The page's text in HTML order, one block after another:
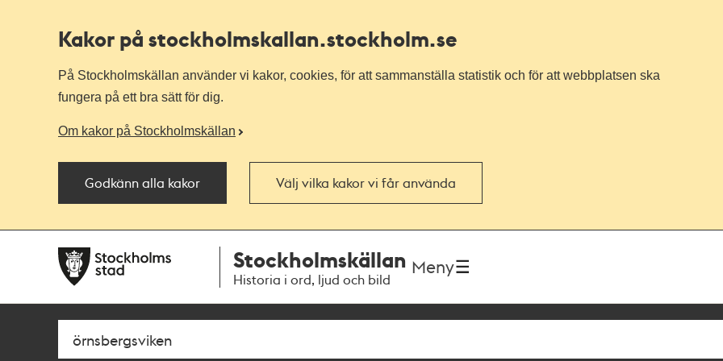
Kakor på stockholmskallan.stockholm.se
På Stockholmskällan använder vi kakor, cookies, för att sammanställa statistik och för att webbplatsen ska
fungera på ett bra sätt för dig.
Om kakor på Stockholmskällan
Godkänn alla kakor Välj vilka kakor vi får använda
navigationen
huvudinnehållet
Stockholmskällan
Historia i ord, ljud och bild
Meny
Sök